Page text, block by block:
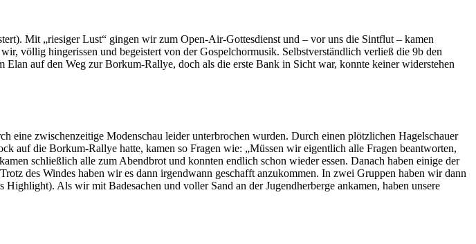
Mit „riesiger Lust“ gingen wir zum Open-Air-Gottesdienst und – vor uns die Sintflut – kamen
völlig hingerissen und begeistert von der Gospelchormusik. Selbstverständlich verließ die 9b den
auf den Weg zur Borkum-Rallye, doch als die erste Bank in Sicht war, konnte keiner widerstehen
eine zwischenzeitige Modenschau leider unterbrochen wurden. Durch einen plötzlichen Hagelschauer
die Borkum-Rallye hatte, kamen so Fragen wie: „Müssen wir eigentlich alle Fragen beantworten,
schließlich alle zum Abendbrot und konnten endlich schon wieder essen. Danach haben einige der
des Windes haben wir es dann irgendwann geschafft anzukommen. In zwei Gruppen haben wir dann
Als wir mit Badesachen und voller Sand an der Jugendherberge ankamen, haben unsere